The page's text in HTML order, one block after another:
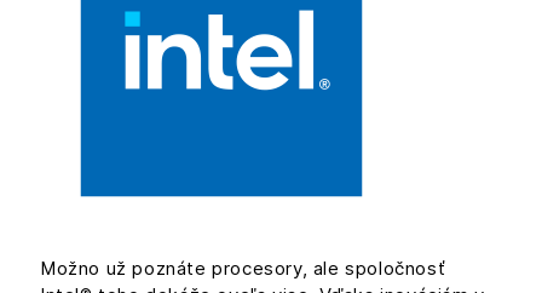
Možno už poznáte procesory, ale spoločnosť